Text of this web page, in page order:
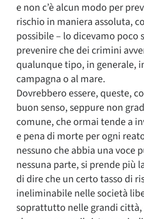
e non c’è alcun modo per
rischio in maniera assoluta,
possibile – lo dicevamo poco
prevenire che dei crimini
qualunque tipo, in generale,
campagna o al mare.
Dovrebbero essere, queste,
buon senso, seppure non
comune, che ormai tende a
e pena di morte per ogni
nessuno che abbia una voce
nessuna parte, si prende più
di dire che un certo tasso di
ineliminabile nelle società
soprattutto nelle grandi città,